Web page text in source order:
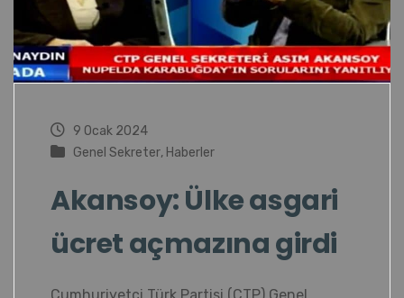
9 Ocak 2024
Genel Sekreter, Haberler
Akansoy: Ülke asgari
ücret açmazına girdi
Cumhuriyetçi Türk Partisi (CTP) Genel